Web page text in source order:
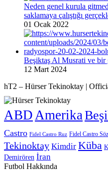
Neden genel kurula
saklamaya çalıştığı
01 Ocak 2022
Beşiktaş Al Musrati ve bir
12 Mart 2024
hT2 – Hürser Tekinoktay |
ABD Amerika
Castro Fidel Castro Ruz Fidel Castro
Tekinoktay Kimdir Küba
Demirören İran
Futbol Hakkında